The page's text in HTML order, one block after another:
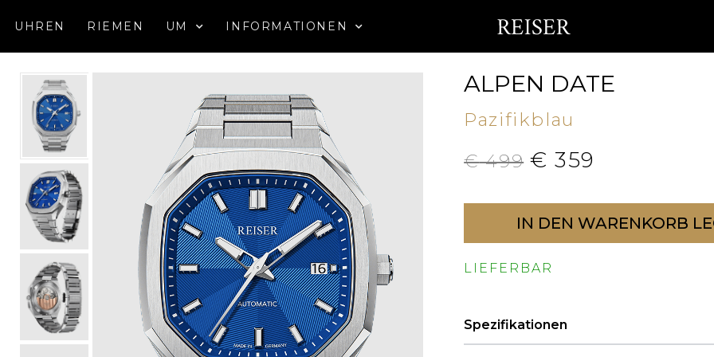
UHREN RIEMEN UM INFORMATIONEN
ALPEN DATE
Pazifikblau
€499 € 359
IN DEN WARENKORB
LIEFERBAR
Spezifikationen